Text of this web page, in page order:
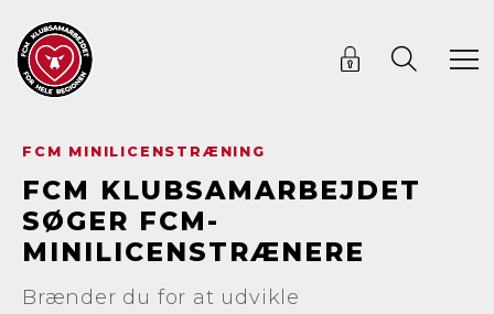
FCM MINILICENSTRÆNING
FCM KLUBSAMARBEJDET
SØGER FCM-
MINILICENSTRÆNERE
Brænder du for at udvikle